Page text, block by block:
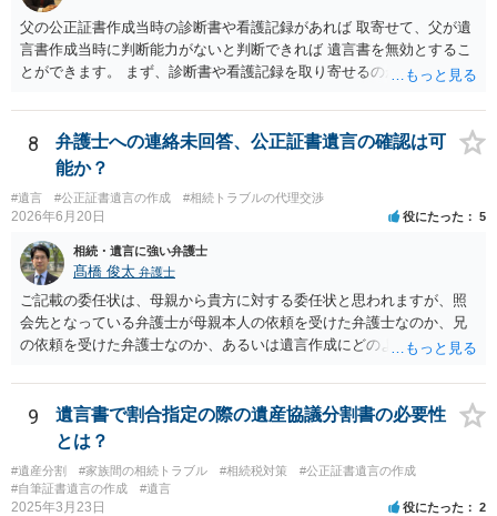
父の公正証書作成当時の診断書や看護記録があれば 取寄せて、父が遺
言書作成当時に判断能力がないと判断できれば 遺言書を無効とするこ
とができます。 まず、診断書や看護記録を取り寄せるのが重要となり
いと思います。
8
弁護士への連絡未回答、公正証書遺言の確認は可
能か？
#遺言 #公正証書遺言の作成 #相続トラブルの代理交渉
2026年6月20日 役にたった 5
相続・遺言に強い弁護士
髙橋 俊太 弁護士
ご記載の委任状は、母親から貴方に対する委任状と思われますが、照
会先となっている弁護士が母親本人の依頼を受けた弁護士なのか、兄
の依頼を受けた弁護士なのか、あるいは遺言作成にどのような立場で
と思われます。 仮に、その弁護士が母親本人から依頼を受けているの
であれば、母親本人に対する報告義務が問題となります。母親が貴方
に一任する旨を明確に伝えており、委任状の内容にも、弁護士との連
絡、進捗確認、公正証書遺言の作成有無や控えの確認等が含まれてい
るのであれば、貴方から進捗状況等の説明を求める余地はあります。
他方で、その弁護士が兄の依頼を受けた弁護士である場合には、兄の
9
遺言書で割合指定の際の遺産協議分割書の必要性
とは？
#遺産分割 #家族間の相続トラブル #相続税対策
#公正証書遺言の作成
#自筆証書遺言の作成
#遺言
2025年3月23日 役にたった 2